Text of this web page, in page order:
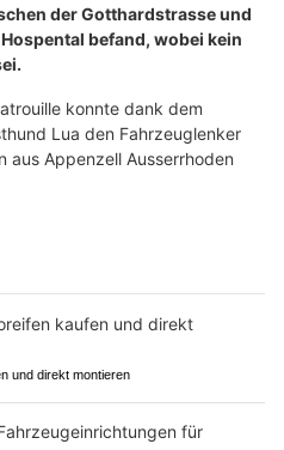
der Gotthardstrasse und
befand, wobei kein
konnte dank dem
Lua den Fahrzeuglenker
aus Appenzell Ausserrhoden
und direkt montieren